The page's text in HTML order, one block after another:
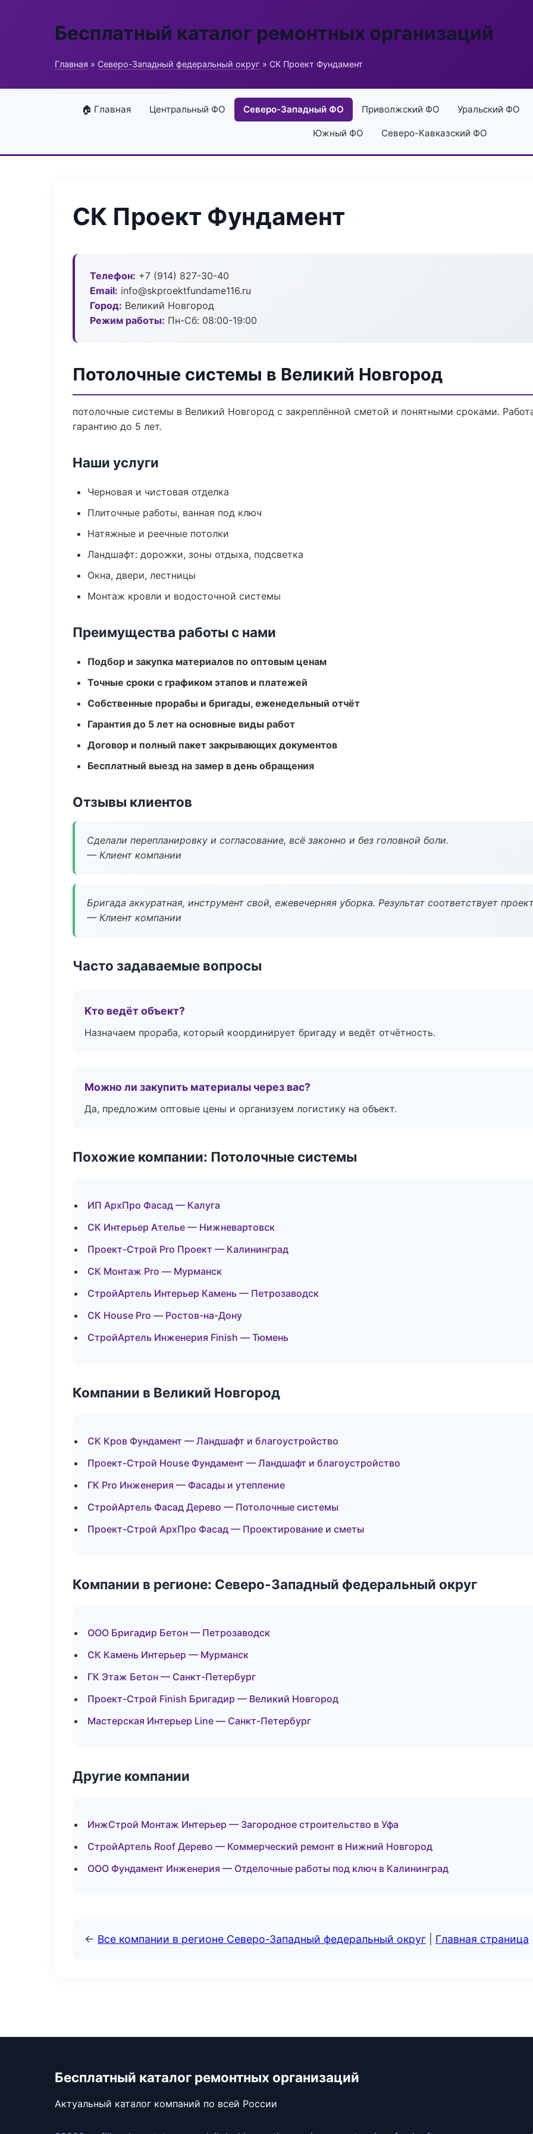
Бесплатный каталог ремонтных организаций
Главная » Северо-Западный федеральный округ » СК Проект Фундамент
🏠 Главная Центральный ФО Северо-Западный ФО Приволжский ФО Уральский ФО
Южный ФО Северо-Кавказский ФО
СК Проект Фундамент
Телефон: +7 (914) 827-30-40
Email: info@skproektfundame116.ru
Город: Великий Новгород
Режим работы: Пн-Сб: 08:00-19:00
Потолочные системы в Великий Новгород
потолочные системы в Великий Новгород с закреплённой сметой и понятными сроками.
гарантию до 5 лет.
Наши услуги
Черновая и чистовая отделка
Плиточные работы, ванная под ключ
Натяжные и реечные потолки
Ландшафт: дорожки, зоны отдыха, подсветка
Окна, двери, лестницы
Монтаж кровли и водосточной системы
Преимущества работы с нами
Подбор и закупка материалов по оптовым ценам
Точные сроки с графиком этапов и платежей
Собственные прорабы и бригады, еженедельный отчёт
Гарантия до 5 лет на основные виды работ
Договор и полный пакет закрывающих документов
Бесплатный выезд на замер в день обращения
Отзывы клиентов
Сделали перепланировку и согласование, всё законно и без головной боли.
— Клиент компании
Бригада аккуратная, инструмент свой, ежевечерняя уборка. Результат соответствует
— Клиент компании
Часто задаваемые вопросы
Кто ведёт объект?
Назначаем прораба, который координирует бригаду и ведёт отчётность.
Можно ли закупить материалы через вас?
Да, предложим оптовые цены и организуем логистику на объект.
Похожие компании: Потолочные системы
ИП АрхПро Фасад — Калуга
СК Интерьер Ателье — Нижневартовск
Проект-Строй Pro Проект — Калининград
СК Монтаж Pro — Мурманск
СтройАртель Интерьер Камень — Петрозаводск
СК House Pro — Ростов-на-Дону
СтройАртель Инженерия Finish — Тюмень
Компании в Великий Новгород
СК Кров Фундамент — Ландшафт и благоустройство
Проект-Строй House Фундамент — Ландшафт и благоустройство
ГК Pro Инженерия — Фасады и утепление
СтройАртель Фасад Дерево — Потолочные системы
Проект-Строй АрхПро Фасад — Проектирование и сметы
Компании в регионе: Северо-Западный федеральный округ
ООО Бригадир Бетон — Петрозаводск
СК Камень Интерьер — Мурманск
ГК Этаж Бетон — Санкт-Петербург
Проект-Строй Finish Бригадир — Великий Новгород
Мастерская Интерьер Line — Санкт-Петербург
Другие компании
ИнжСтрой Монтаж Интерьер — Загородное строительство в Уфа
СтройАртель Roof Дерево — Коммерческий ремонт в Нижний Новгород
ООО Фундамент Инженерия — Отделочные работы под ключ в Калининград
← Все компании в регионе Северо-Западный федеральный округ Главная страница
Бесплатный каталог ремонтных организаций
Актуальный каталог компаний по всей России